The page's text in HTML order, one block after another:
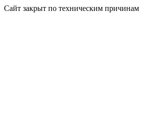
Сайт закрыт по техническим причинам